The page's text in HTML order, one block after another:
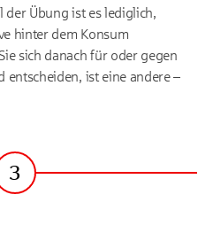
der Übung ist es lediglich,
hinter dem Konsum
sich danach für oder gegen
entscheiden, ist eine andere –
Schritt
3